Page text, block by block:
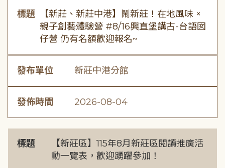
標題
【新莊、新莊中港】鬧新莊！在地風味 ×
親子創藝體驗營 #8/16興直堡講古-台語囡
仔營 仍有名額歡迎報名~
發布單位 新莊中港分館
發佈時間 2026-08-04
標題
【新莊區】115年8月新莊區閱讀推廣活
動一覽表，歡迎踴躍參加！